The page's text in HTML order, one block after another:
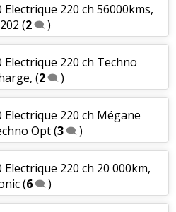
Electrique 220 ch 56000kms,
(2 )
Electrique 220 ch Techno
(2 )
Electrique 220 ch Mégane
Opt(3 )
Electrique 220 ch 20 000km,
(6 )